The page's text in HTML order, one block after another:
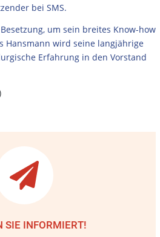
bei SMS.
um sein breites Know-how
Hansmann wird seine langjährige
Erfahrung in den Vorstand
SIE INFORMIERT!